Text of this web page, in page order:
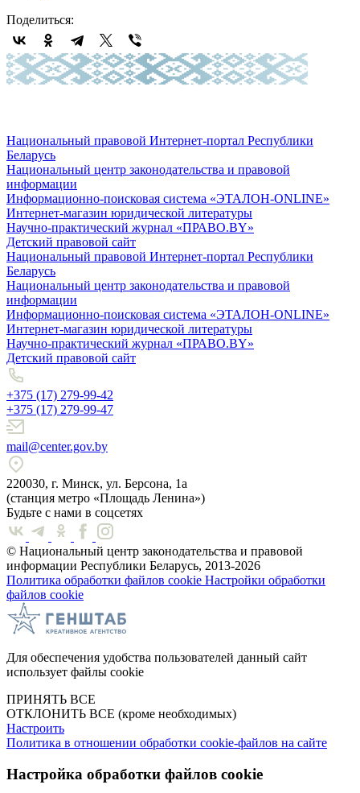
Поделиться:
Национальный правовой Интернет-портал Республики
Беларусь
Национальный центр законодательства и правовой
информации
Информационно-поисковая система «ЭТАЛОН-ONLINE»
Интернет-магазин юридической литературы
Научно-практический журнал «ПРАВО.BY»
Детский правовой сайт
Национальный правовой Интернет-портал Республики
Беларусь
Национальный центр законодательства и правовой
информации
Информационно-поисковая система «ЭТАЛОН-ONLINE»
Интернет-магазин юридической литературы
Научно-практический журнал «ПРАВО.BY»
Детский правовой сайт
+375 (17) 279-99-42
+375 (17) 279-99-47
mail@center.gov.by
220030, г. Минск, ул. Берсона, 1а
(станция метро «Площадь Ленина»)
Будьте с нами в соцсетях
© Национальный центр законодательства и правовой
информации Республики Беларусь, 2013-2026
Политика обработки файлов cookie Настройки обработки
файлов cookie
Для обеспечения удобства пользователей данный сайт
использует файлы cookie
ПРИНЯТЬ ВСЕ
ОТКЛОНИТЬ ВСЕ (кроме необходимых)
Настроить
Политика в отношении обработки cookie-файлов на сайте
Настройка обработки файлов cookie